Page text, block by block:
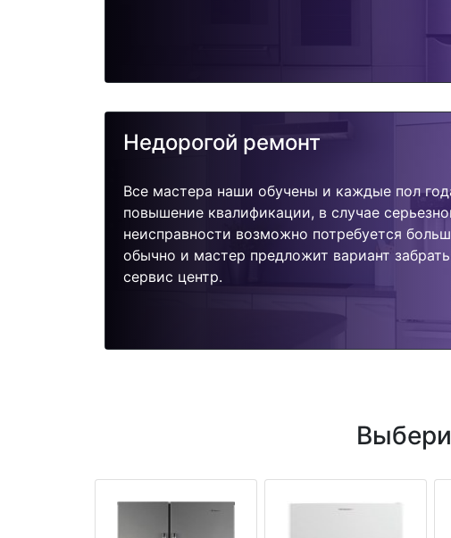
Недорогой ремонт
Все мастера наши обучены и каждые пол
повышение квалификации, в случае
неисправности возможно потребуется
обычно и мастер предложит вариант
сервис центр.